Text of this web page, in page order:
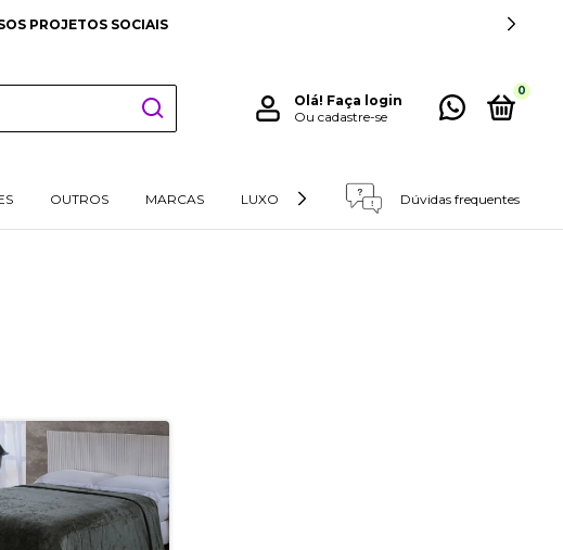
PROJETOS SOCIAIS
Olá! Faça login
Ou cadastre-se
0
OUTROS MARCAS LUXO RETIRADAS E DEVOLUÇÕES
Dúvidas frequentes